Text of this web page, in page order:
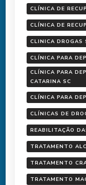
CLÍNICA DE
CLÍNICA DE
CLINICA DROGAS
CLÍNICA PARA
CLÍNICA PARA
CATARINA SC
CLÍNICA PARA
CLÍNICAS DE
REABILITAÇÃO
TRATAMENTO
TRATAMENTO
TRATAMENTO